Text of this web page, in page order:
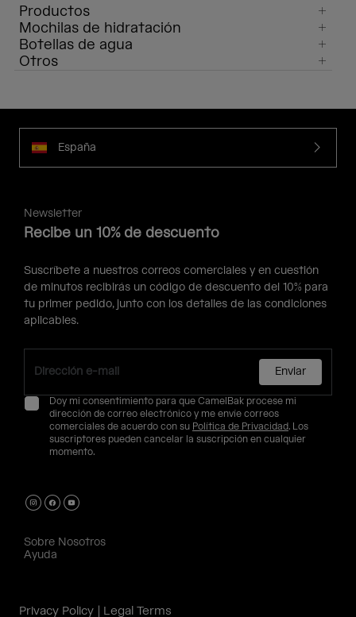
Productos
Mochilas de hidratación
Botellas de agua
Otros
España
Newsletter
Recibe un 10% de descuento
Suscríbete a nuestros correos comerciales y en cuestión
de minutos recibirás un código de descuento del 10% para
tu primer pedido, junto con los detalles de las condiciones
aplicables.
Enviar
Doy mi consentimiento para que CamelBak procese mi
dirección de correo electrónico y me envíe correos
comerciales de acuerdo con su Política de Privacidad. Los
suscriptores pueden cancelar la suscripción en cualquier
momento.
Sobre Nosotros
Ayuda
Privacy Policy Legal Terms